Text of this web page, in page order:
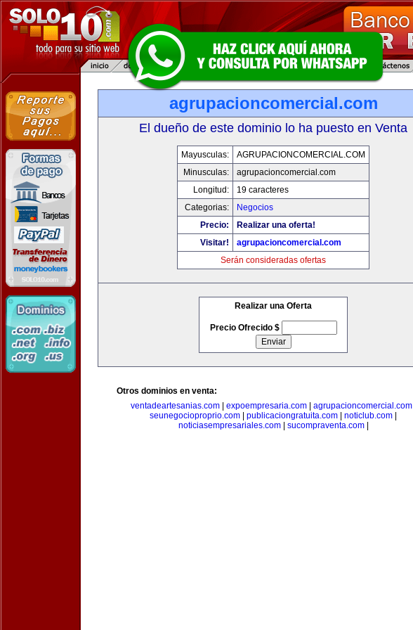
agrupacioncomercial.com
El dueño de este dominio lo ha puesto en Venta
Mayusculas:
AGRUPACIONCOMERCIAL.COM
Minusculas:
agrupacioncomercial.com
Longitud:
19 caracteres
Categorias:
Negocios
Precio:
Realizar una oferta!
Visitar!
agrupacioncomercial.com
Serán consideradas ofertas
Realizar una Oferta
Precio Ofrecido $
Otros dominios en venta:
ventadeartesanias.com| expoempresaria.com| agrupacioncomercial.com|
seunegocioproprio.com
publicaciongratuita.com noticlub.com
noticiasempresariales.com| sucompraventa.com|